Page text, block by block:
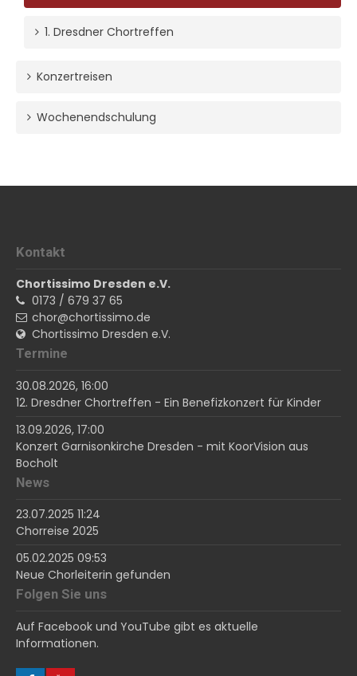
1. Dresdner Chortreffen
Konzertreisen
Wochenendschulung
Kontakt
Chortissimo Dresden e.V.
0173 / 679 37 65
chor@chortissimo.de
Chortissimo Dresden e.V.
Termine
30.08.2026, 16:00
12. Dresdner Chortreffen - Ein Benefizkonzert für Kinder
13.09.2026, 17:00
Konzert Garnisonkirche Dresden - mit KoorVision aus
Bocholt
News
23.07.2025 11:24
Chorreise 2025
05.02.2025 09:53
Neue Chorleiterin gefunden
Folgen Sie uns
Auf Facebook und YouTube gibt es aktuelle
Informationen.